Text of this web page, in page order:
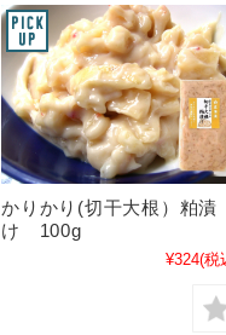
かりかり(切干大根）粕漬
け 100g
¥324(税